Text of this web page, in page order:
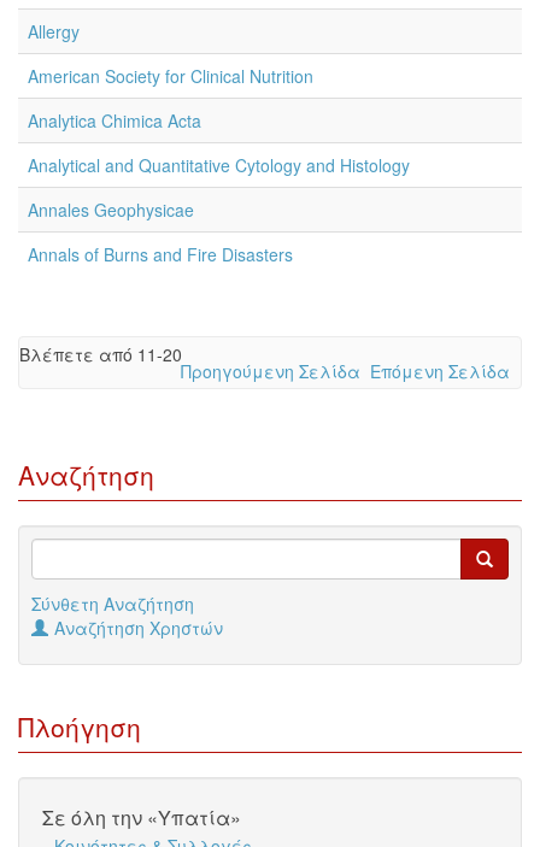
Allergy
American Society for Clinical Nutrition
Analytica Chimica Acta
Analytical and Quantitative Cytology and Histology
Annales Geophysicae
Annals of Burns and Fire Disasters
Βλέπετε από 11-20
Προηγούμενη Σελίδα Επόμενη Σελίδα
Αναζήτηση
Σύνθετη Αναζήτηση
Αναζήτηση Χρηστών
Πλοήγηση
Σε όλη την «Υπατία»